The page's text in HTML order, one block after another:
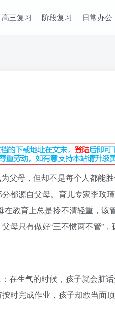
高三复习 阶段复习 日常办公
父母，但却不是每个人都能
都源自父母。育儿专家李玫
在教育上总是拎不清轻重，
母只有做好“三不惯两不管”，
在生气的时候，孩子就会脏
时完成作业，孩子却敢当面